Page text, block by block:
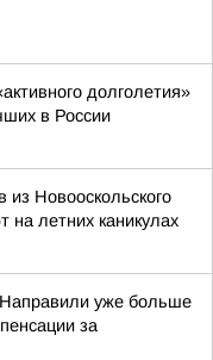
долголетия»
в России
из Новооскольского
на летних каникулах
уже больше
за